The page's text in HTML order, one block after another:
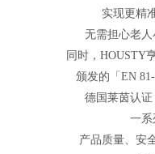
实现更精
无需担心老
同时，HOUSTY
颁发的「EN 81-
德国莱茵认
一系
产品质量、安